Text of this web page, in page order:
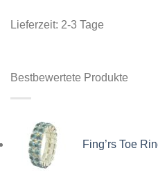
Lieferzeit: 2-3 Tage
Bestbewertete Produkte
Fing’rs Toe